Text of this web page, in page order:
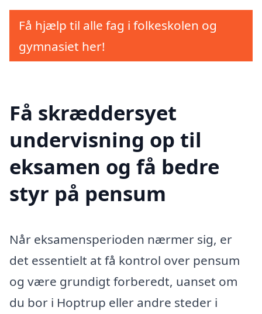
Få hjælp til alle fag i folkeskolen og
gymnasiet her!
Få skræddersyet
undervisning op til
eksamen og få bedre
styr på pensum
Når eksamensperioden nærmer sig, er
det essentielt at få kontrol over pensum
og være grundigt forberedt, uanset om
du bor i Hoptrup eller andre steder i